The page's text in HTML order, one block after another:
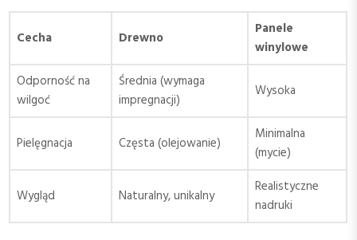
Cecha Drewno
Panele
winylowe
Odporność na
wilgoć
Średnia (wymaga
impregnacji)
Wysoka
Pielęgnacja Częsta (olejowanie)
Minimalna
(mycie)
Wygląd Naturalny, unikalny
Realistyczne
nadruki